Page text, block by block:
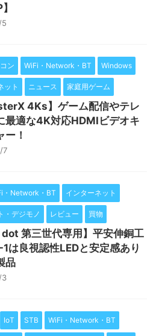
5
ン WiFi・Network・BT Windows
ット ニュース 家庭用ゲーム
4Ks】ゲーム配信やテレ
最適な4K対応HDMIビデオキ
ー！
7
・Network・BT インターネット
・デジモノ レビュー 買物
dot 第三世代専用】平安伸銅工
は良視認性LEDと安定感あり
品
3
IoT STB WiFi・Network・BT